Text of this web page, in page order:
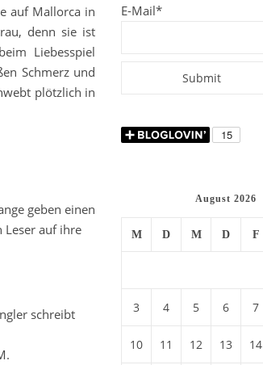
auf Mallorca in
denn sie ist
Liebesspiel
Schmerz und
plötzlich in
geben einen
Leser auf ihre
schreibt
E-Mail*
August 2026
M D M D F
3 4 5 6 7
10 11 12 13 14